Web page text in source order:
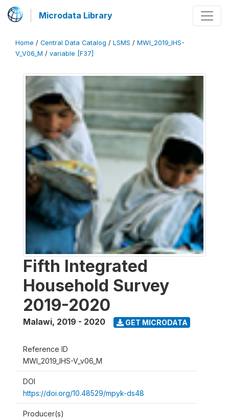
Microdata Library
Home / Central Data Catalog / LSMS / MWI_2019_IHS-
V_V06_M / variable [F37]
Fifth Integrated
Household Survey
2019-2020
Malawi, 2019 - 2020 GET MICRODATA
Reference ID
MWI_2019_IHS-V_v06_M
DOI
https://doi.org/10.48529/mpyk-ds48
Producer(s)